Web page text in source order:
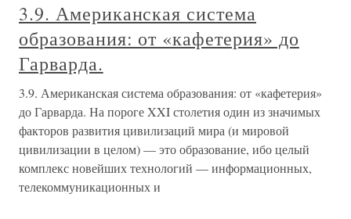
3.9. Американская система
образования: от «кафетерия» до
Гарварда.
3.9. Американская система образования: от «кафетерия»
до Гарварда. На пороге XXI столетия один из значимых
факторов развития цивилизаций мира (и мировой
цивилизации в целом) — это образование, ибо целый
комплекс новейших технологий — информационных,
телекоммуникационных и